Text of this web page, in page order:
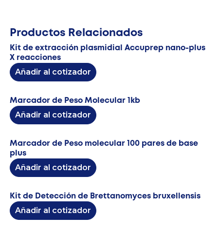
Productos Relacionados
Kit de extracción plasmidial Accuprep nano-plus
X reacciones
Añadir al cotizador
Marcador de Peso Molecular 1kb
Añadir al cotizador
Marcador de Peso molecular 100 pares de base
plus
Añadir al cotizador
Kit de Detección de Brettanomyces bruxellensis
Añadir al cotizador